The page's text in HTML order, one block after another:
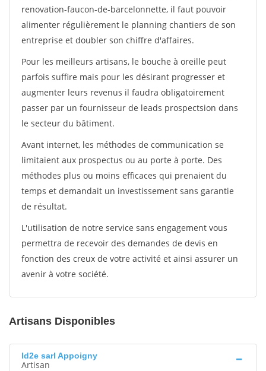
renovation-faucon-de-barcelonnette, il faut pouvoir
alimenter régulièrement le planning chantiers de son
entreprise et doubler son chiffre d'affaires.
Pour les meilleurs artisans, le bouche à oreille peut
parfois suffire mais pour les désirant progresser et
augmenter leurs revenus il faudra obligatoirement
passer par un fournisseur de leads prospectsion dans
le secteur du bâtiment.
Avant internet, les méthodes de communication se
limitaient aux prospectus ou au porte à porte. Des
méthodes plus ou moins efficaces qui prenaient du
temps et demandait un investissement sans garantie
de résultat.
L'utilisation de notre service sans engagement vous
permettra de recevoir des demandes de devis en
fonction des creux de votre activité et ainsi assurer un
avenir à votre société.
Artisans Disponibles
Id2e sarl Appoigny
Artisan